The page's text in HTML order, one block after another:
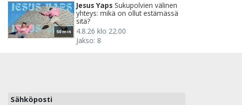
50 min
Jesus Yaps Sukupolvien välinen
yhteys: mikä on ollut estämässä
sitä?
4.8.26 klo 22.00
Jakso: 8
Sähköposti